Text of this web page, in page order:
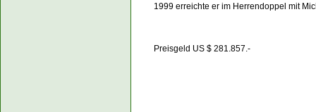
1999 erreichte er im Herrendoppel mit
Preisgeld US $ 281.857.-